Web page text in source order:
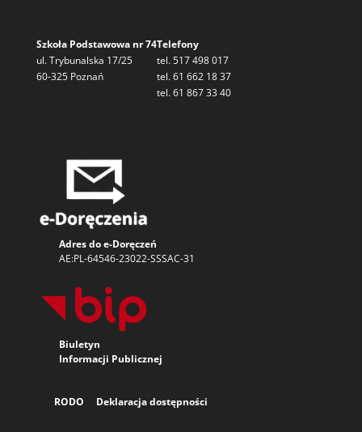
Szkoła Podstawowa nr 74
ul. Trybunalska 17/25
60-325 Poznań
Telefony
tel. 517 498 017
tel. 61 662 18 37
tel. 61 867 33 40
Adres do e-Doręczeń
AE:PL-64546-23022-SSSAC-31
Biuletyn
Informacji Publicznej
RODO Deklaracja dostępności